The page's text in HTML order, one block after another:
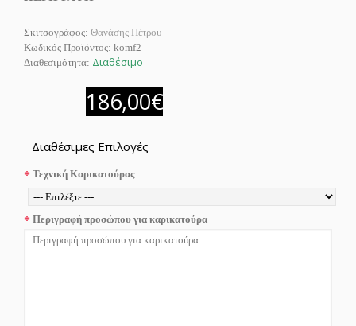
Σκιτσογράφος: Θανάσης Πέτρου
Κωδικός Προϊόντος: komf2
Διαθεσιμότητα: Διαθέσιμο
186,00€
Διαθέσιμες Επιλογές
Τεχνική Καρικατούρας
Περιγραφή προσώπου για καρικατούρα